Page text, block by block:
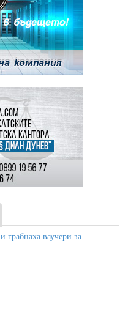
грабнаха ваучери за